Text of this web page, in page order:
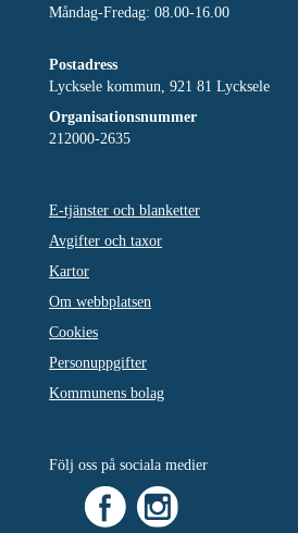
Måndag-Fredag: 08.00-16.00
Postadress
Lycksele kommun, 921 81 Lycksele
Organisationsnummer
212000-2635
E-tjänster och blanketter
Avgifter och taxor
Kartor
Om webbplatsen
Cookies
Personuppgifter
Kommunens bolag
Följ oss på sociala medier